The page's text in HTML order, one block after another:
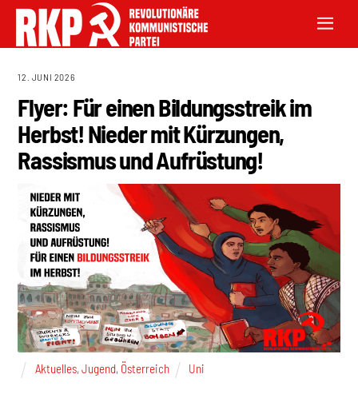
12. JUNI 2026
Flyer: Für einen Bildungsstreik im
Herbst! Nieder mit Kürzungen,
Rassismus und Aufrüstung!
Aktuelles, Jugend, Österreich Uni